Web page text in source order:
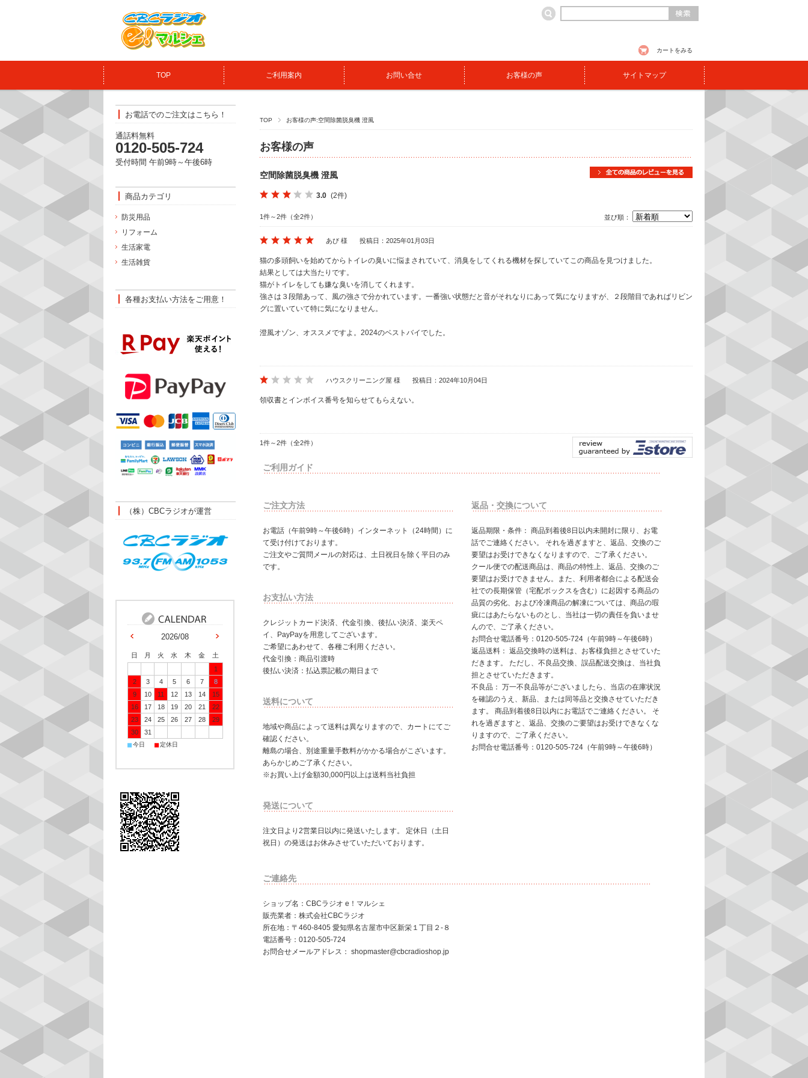
カートをみる
TOP ご利用案内 お問い合せ お客様の声 サイトマップ
TOP お客様の声:空間除菌脱臭機 澄風
お客様の声
空間除菌脱臭機 澄風
3.0 (2件)
1件～2件（全2件） 並び順：
あび 様 投稿日：2025年01月03日
猫の多頭飼いを始めてからトイレの臭いに悩まされていて、消臭をしてくれる機材を探していてこの商品を見つけました。
結果としては大当たりです。
猫がトイレをしても嫌な臭いを消してくれます。
強さは３段階あって、風の強さで分かれています。一番強い状態だと音がそれなりにあって気になりますが、２段階目であればリビン
グに置いていて特に気になりません。
澄風オゾン、オススメですよ。2024のベストバイでした。
ハウスクリーニング屋 様 投稿日：2024年10月04日
領収書とインボイス番号を知らせてもらえない。
1件～2件（全2件）
ご利用ガイド
ご注文方法
お電話（午前9時～午後6時）インターネット（24時間）に
て受け付けております。
ご注文やご質問メールの対応は、土日祝日を除く平日のみ
です。
お支払い方法
クレジットカード決済、代金引換、後払い決済、楽天ペ
イ、PayPayを用意してございます。
ご希望にあわせて、各種ご利用ください。
代金引換：商品引渡時
後払い決済：払込票記載の期日まで
送料について
地域や商品によって送料は異なりますので、カートにてご
確認ください。
離島の場合、別途重量手数料がかかる場合がこざいます。
あらかじめご了承ください。
※お買い上げ金額30,000円以上は送料当社負担
発送について
注文日より2営業日以内に発送いたします。 定休日（土日
祝日）の発送はお休みさせていただいております。
返品・交換について
返品期限・条件： 商品到着後8日以内未開封に限り、お電
話でご連絡ください。 それを過ぎますと、返品、交換のご
要望はお受けできなくなりますので、ご了承ください。
クール便での配送商品は、商品の特性上、返品、交換のご
要望はお受けできません。また、利用者都合による配送会
社での長期保管（宅配ボックスを含む）に起因する商品の
品質の劣化、および冷凍商品の解凍については、商品の瑕
疵にはあたらないものとし、当社は一切の責任を負いませ
んので、ご了承ください。
お問合せ電話番号：0120-505-724（午前9時～午後6時）
返品送料： 返品交換時の送料は、お客様負担とさせていた
だきます。 ただし、不良品交換、誤品配送交換は、当社負
担とさせていただきます。
不良品： 万一不良品等がございましたら、当店の在庫状況
を確認のうえ、新品、または同等品と交換させていただき
ます。 商品到着後8日以内にお電話でご連絡ください。 そ
れを過ぎますと、返品、交換のご要望はお受けできなくな
りますので、ご了承ください。
お問合せ電話番号：0120-505-724（午前9時～午後6時）
ご連絡先
ショップ名：CBCラジオ e！マルシェ
販売業者：株式会社CBCラジオ
所在地：〒460-8405 愛知県名古屋市中区新栄１丁目２‐８
電話番号：0120-505-724
お問合せメールアドレス： shopmaster@cbcradioshop.jp
お電話でのご注文はこちら！
通話料無料
0120-505‐724
受付時間 午前9時～午後6時
商品カテゴリ
防災用品
リフォーム
生活家電
生活雑貨
各種お支払い方法をご用意！
（株）CBCラジオが運営
2026/08
日 月 火 水 木 金
土
1
2
3 4 5 6 7
8
9
10 11 12 13 14
15
16
17 18 19 20 21
22
23
24 25 26 27 28
29
30
31
■今日 ■定休日